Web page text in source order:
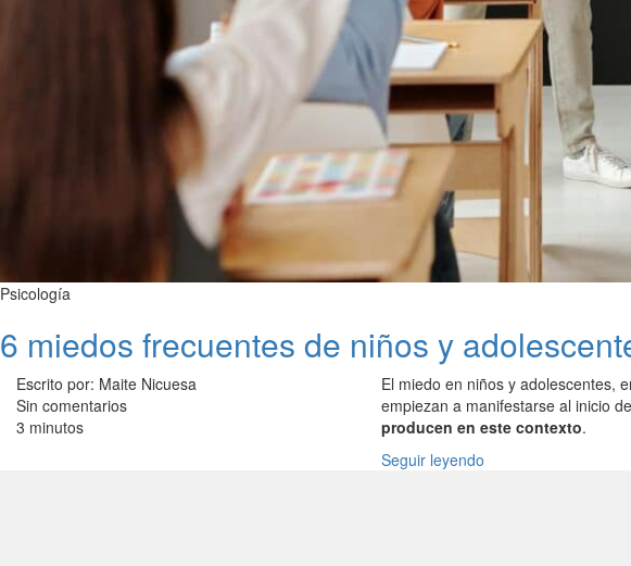
Psicología
6 miedos frecuentes de niños y
Escrito por: Maite Nicuesa
Sin comentarios
3 minutos
El miedo en niños y adolescentes,
empiezan a manifestarse al inicio
producen en este contexto.
Seguir leyendo